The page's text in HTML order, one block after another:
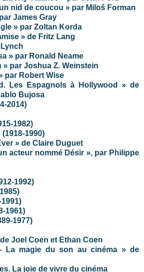
nid de coucou » par Miloš Forman
James Gray
» par Zoltan Korda
» de Fritz Lang
» par Ronald Neame
par Joshua Z. Weinstein
par Robert Wise
Les Espagnols à Hollywood » de
Bujosa
2014)
1982)
1990)
» de Claire Duguet
acteur nommé Désir », par Philippe
1992)
1961)
1977)
Joel Coen et Ethan Coen
La magie du son au cinéma » de
La joie de vivre du cinéma